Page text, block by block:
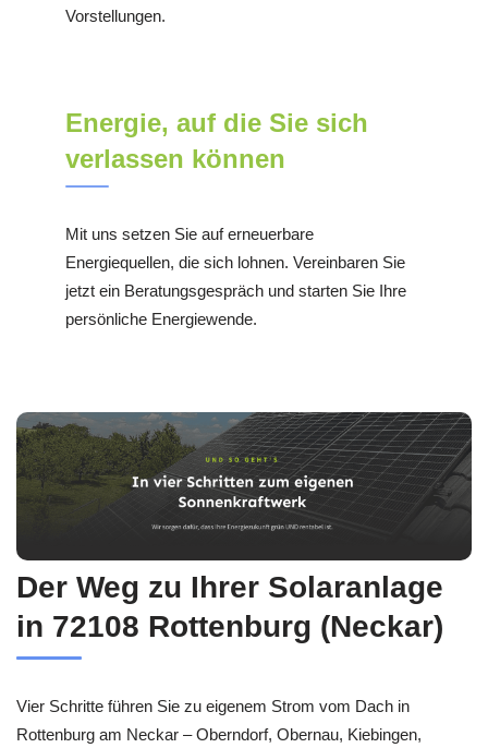
Vorstellungen.
Energie, auf die Sie sich
verlassen können
Mit uns setzen Sie auf erneuerbare
Energiequellen, die sich lohnen. Vereinbaren Sie
jetzt ein Beratungsgespräch und starten Sie Ihre
persönliche Energiewende.
Der Weg zu Ihrer Solaranlage
in 72108 Rottenburg (Neckar)
Vier Schritte führen Sie zu eigenem Strom vom Dach in
Rottenburg am Neckar – Oberndorf, Obernau, Kiebingen,